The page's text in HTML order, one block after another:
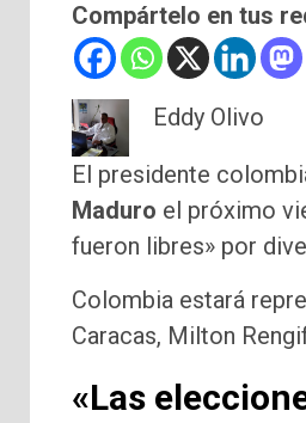
Compártelo en tus
Eddy Olivo
El presidente
Maduro el próximo
fueron libres» por
Colombia estará
Caracas, Milton
«Las